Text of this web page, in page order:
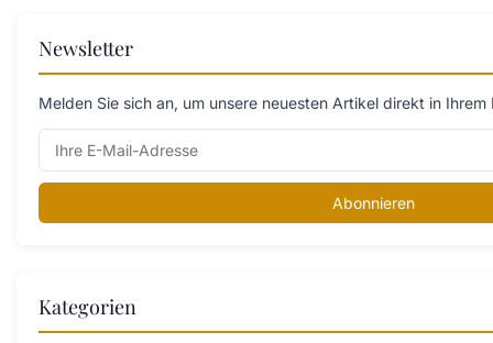
Newsletter
Melden Sie sich an, um unsere neuesten Artikel direkt in
Abonnieren
Kategorien